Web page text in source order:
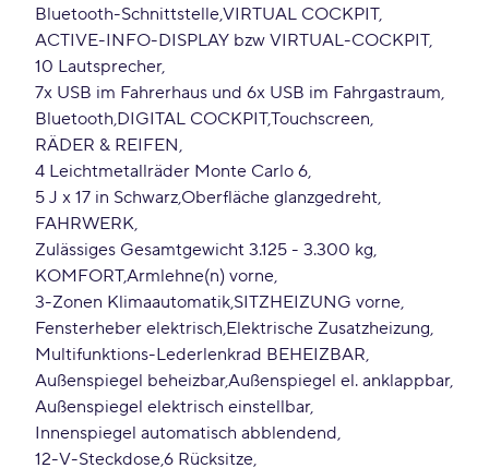
Bluetooth-SchnittstelleVIRTUAL COCKPIT
ACTIVE-INFO-DISPLAY bzw VIRTUAL-COCKPIT
10 Lautsprecher
7x USB im Fahrerhaus und 6x USB im Fahrgastraum
Bluetooth DIGITAL COCKPITTouchscreen
RÄDER & REIFEN
4 Leichtmetallräder Monte Carlo 6
5 J x 17 in Schwarz Oberfläche glanzgedreht
FAHRWERK
Zulässiges Gesamtgewicht 3.125 - 3.300 kg
KOMFORTArmlehne(n) vorne
3-Zonen Klimaautomatik SITZHEIZUNG vorne
Fensterheber elektrisch Elektrische Zusatzheizung
Multifunktions-Lederlenkrad BEHEIZBAR
Außenspiegel beheizbarAußenspiegel el. anklappbar
Außenspiegel elektrisch einstellbar
Innenspiegel automatisch abblendend
12-V-Steckdose6 Rücksitze